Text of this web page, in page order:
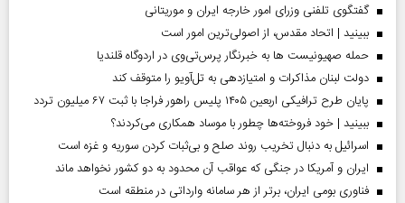
گفتگوی تلفنی وزرای امور خارجه ایران و موریتانی
ببینید | اتحاد مقدس، از اصولی‌ترین امور است
حمله صهیونیست ها به خبرنگار پرس‌تی‌وی در اردوگاه قلندیا
دولت لبنان مذاکرات و امتیازدهی به تل‌آویو را متوقف کند
پایان طرح ترافیکی اربعین ۱۴۰۵ پلیس راهور فراجا با ثبت ۶۷ میلیون تردد
ببینید | خود فروخته‌ها چطور با موساد همکاری می‌کردند؟
اسرائیل به دنبال تخریب روند صلح و بی‌ثبات کردن سوریه و غزه است
ایران و آمریکا در جنگی که عواقب آن محدود به دو کشور نخواهد ماند
فناوری بومی ایران، برتر از هر سامانه وارداتی در منطقه است